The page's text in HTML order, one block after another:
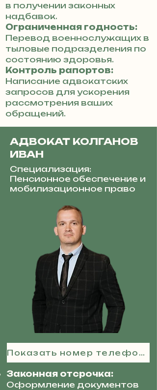
в получении законных
надбавок.
Ограниченная годность:
Перевод военнослужащих в
тыловые подразделения по
состоянию здоровья.
Контроль рапортов:
Написание адвокатских
запросов для ускорения
рассмотрения ваших
обращений.
АДВОКАТ КОЛГАНОВ
ИВАН
Специализация:
Пенсионное обеспечение и
мобилизационное право
Показать номер телефона
Законная отсрочка:
Оформление документов